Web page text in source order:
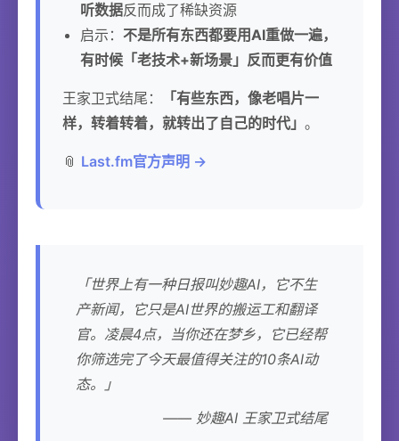
听数据反而成了稀缺资源
启示： 不是所有东西都要用AI重做一遍，
有时候「老技术+新场景」反而更有价值
王家卫式结尾：
「有些东西，像老唱片一
样，转着转着，就转出了自己的时代」 。
📎 Last.fm官方声明 →
「世界上有一种日报叫妙趣AI，它不生
产新闻，它只是AI世界的搬运工和翻译
官。凌晨4点，当你还在梦乡，它已经帮
你筛选完了今天最值得关注的10条AI动
态。」
—— 妙趣AI 王家卫式结尾